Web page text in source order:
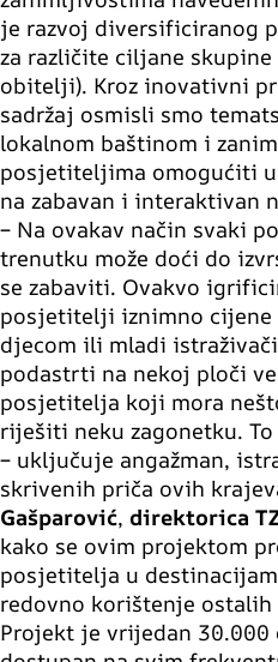
je razvoj diversificiranog
za različite ciljane
obitelji). Kroz inovativni
sadržaj osmisli smo
lokalnom baštinom i
posjetiteljima omogućiti
na zabavan i interaktivan
– Na ovakav način svaki
trenutku može doći do
se zabaviti. Ovakvo
posjetitelji iznimno
djecom ili mladi
podastrti na nekoj ploči
posjetitelja koji mora
riješiti neku zagonetku.
– uključuje angažman,
skrivenih priča ovih
Gašparović, direktorica
kako se ovim projektom
posjetitelja u
redovno korištenje ostalih
Projekt je vrijedan 30.000